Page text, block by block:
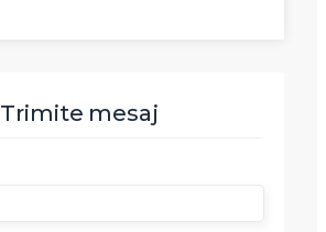
Trimite mesaj